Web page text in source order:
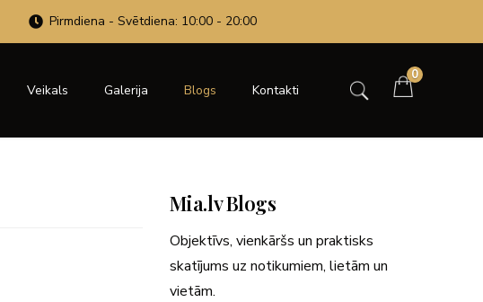
Pirmdiena - Svētdiena: 10:00 - 20:00
Veikals Galerija Blogs Kontakti
0
Mia.lv Blogs
Objektīvs, vienkāršs un praktisks
skatījums uz notikumiem, lietām un
vietām.